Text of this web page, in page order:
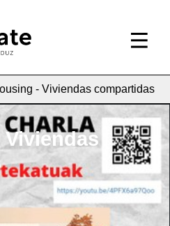
- Viviendas compartidas